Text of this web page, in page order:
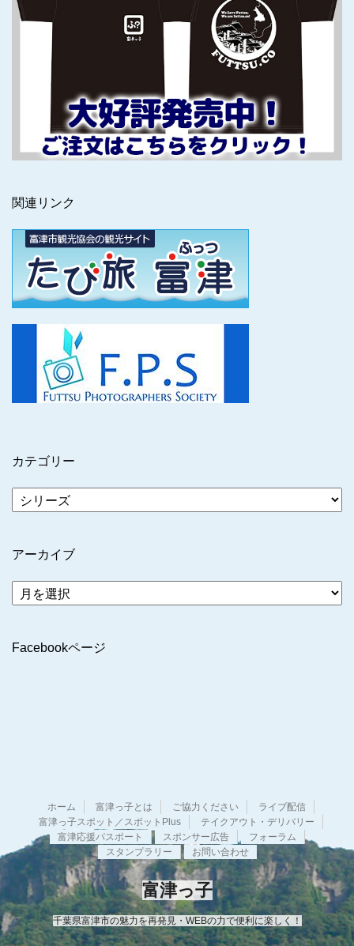
関連リンク
カテゴリー
アーカイブ
ア
ー
ブ
Facebookページ
ホーム 富津っ子とは ご協力ください
ライブ配信
富津っ子スポット／スポットPlus
テイクアウト・デリバリー
富津応援パスポート
スポンサー広告
フォーラム
スタンプラリー
お問い合わせ
富津っ子
千葉県富津市の魅力を再発見・WEBの力で便利に楽しく！